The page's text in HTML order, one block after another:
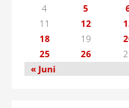
4
5
11
12
18
19
25
26
« Juni